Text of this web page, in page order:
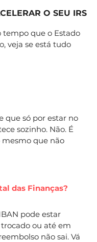
O SEU IRS
tempo que o Estado
veja se está tudo
que só por estar no
sozinho. Não. É
que não
das Finanças?
pode estar
ou até em
não sai. Vá